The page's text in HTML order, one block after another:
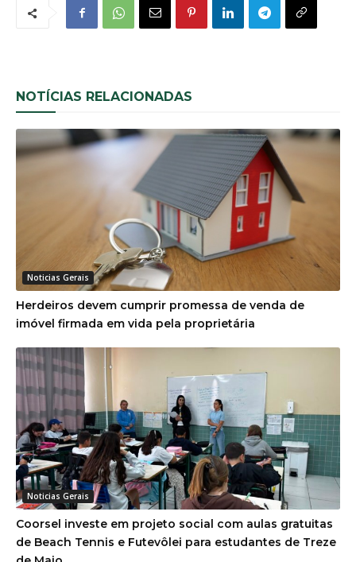
NOTÍCIAS RELACIONADAS
Noticias Gerais
Herdeiros devem cumprir promessa de venda de
imóvel firmada em vida pela proprietária
Noticias Gerais
Coorsel investe em projeto social com aulas gratuitas
de Beach Tennis e Futevôlei para estudantes de Treze